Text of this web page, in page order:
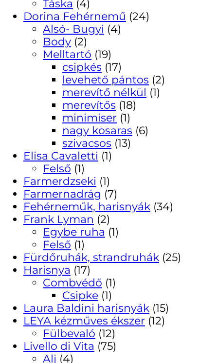
Táska (4)
Dorina Fehérnemű (24)
Alsó- Bugyi (4)
Body (2)
Melltartó (19)
csipkés (17)
levehető pántos (2)
merevítő nélkül (1)
merevítős (18)
minimiser (1)
nagy kosaras (6)
szivacsos (13)
Elisa Cavaletti (1)
Felső (1)
Farmerdzseki (1)
Farmernadrág (7)
Fehérneműk, harisnyák (34)
Frank Lyman (2)
Egybe ruha (1)
Felső (1)
Fürdőruhák, strandruhák (25)
Harisnya (17)
Combvédő (1)
Csipke (1)
Laura Baldini harisnyák (15)
LEYA kézműves ékszer (12)
Fülbevaló (12)
Livello di Vita (75)
Alj (4)